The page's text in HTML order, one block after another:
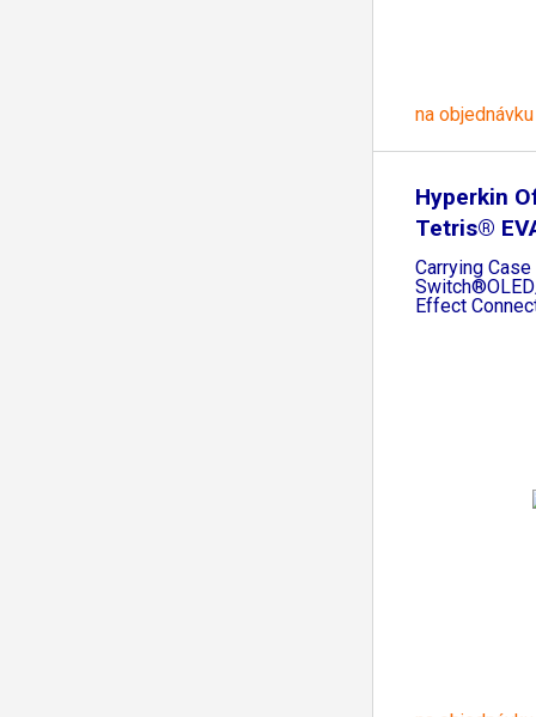
na objednávku
Hyperkin
Tetris®
Carrying
Effect